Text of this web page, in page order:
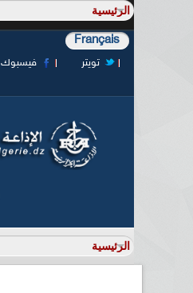
Français
فيسبوك
تويتر